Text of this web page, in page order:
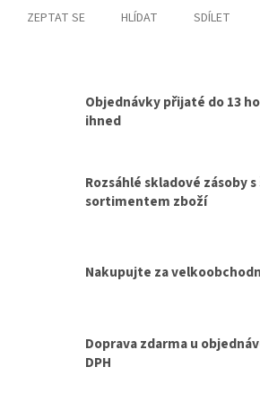
ZEPTAT SE HLÍDAT SDÍLET
Objednávky přijaté do 13
ihned
Rozsáhlé skladové zásoby
sortimentem zboží
Nakupujte za
Doprava zdarma u
DPH